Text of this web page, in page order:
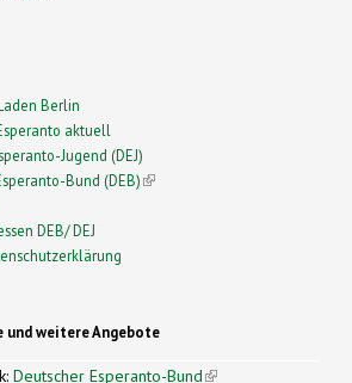
Berlin
aktuell
Jugend (DEJ)
Bund (DEB)(link is external)
DEB/ DEJ
und weitere Angebote
Deutscher Esperanto-Bund(link is